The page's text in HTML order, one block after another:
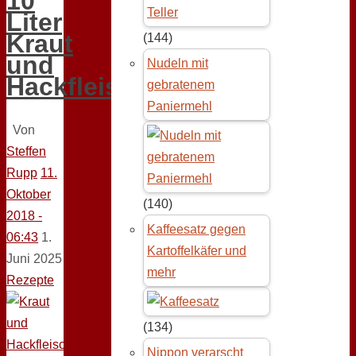
Liter
Kraut
und
Hackfleisch
Von
Steffen
Rupp 11.
Oktober
2018 -
06:43 1.
Juni 2025
Rezepte
(144)
Nudeln mit
gebratenem
Paniermehl
(140)
Kaffeesatz gegen
Kartoffelkäfer und
mehr
(134)
Nippon verarscht